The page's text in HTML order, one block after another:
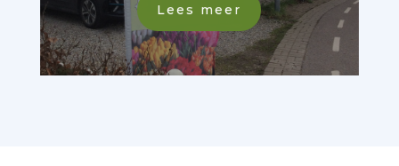
Lees meer